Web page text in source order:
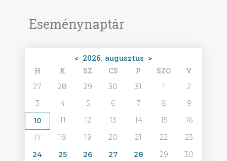
Eseménynaptár
< 2026. augusztus >
H K SZ CS P SZO V
27 28 29 30 31 1
2
3
4 5 6 7 8
9
10
11 12 13 14 15
16
17
18 19 20 21 22
23
24
25 26 27 28 29
30